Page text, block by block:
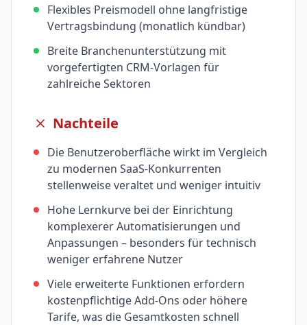
Flexibles Preismodell ohne langfristige
Vertragsbindung (monatlich kündbar)
Breite Branchenunterstützung mit
vorgefertigten CRM-Vorlagen für
zahlreiche Sektoren
Nachteile
Die Benutzeroberfläche wirkt im Vergleich
zu modernen SaaS-Konkurrenten
stellenweise veraltet und weniger intuitiv
Hohe Lernkurve bei der Einrichtung
komplexerer Automatisierungen und
Anpassungen – besonders für technisch
weniger erfahrene Nutzer
Viele erweiterte Funktionen erfordern
kostenpflichtige Add-Ons oder höhere
Tarife, was die Gesamtkosten schnell